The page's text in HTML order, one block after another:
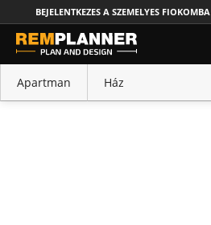
BEJELENTKEZES A SZEMELYES FIOKOMBA
Apartman Ház